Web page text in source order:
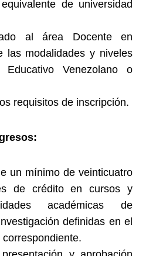
de universidad
al área Docente en
las modalidades y niveles
Educativo Venezolano o
requisitos de inscripción.
un mínimo de veinticuatro
de crédito en cursos y
académicas de
definidas en el